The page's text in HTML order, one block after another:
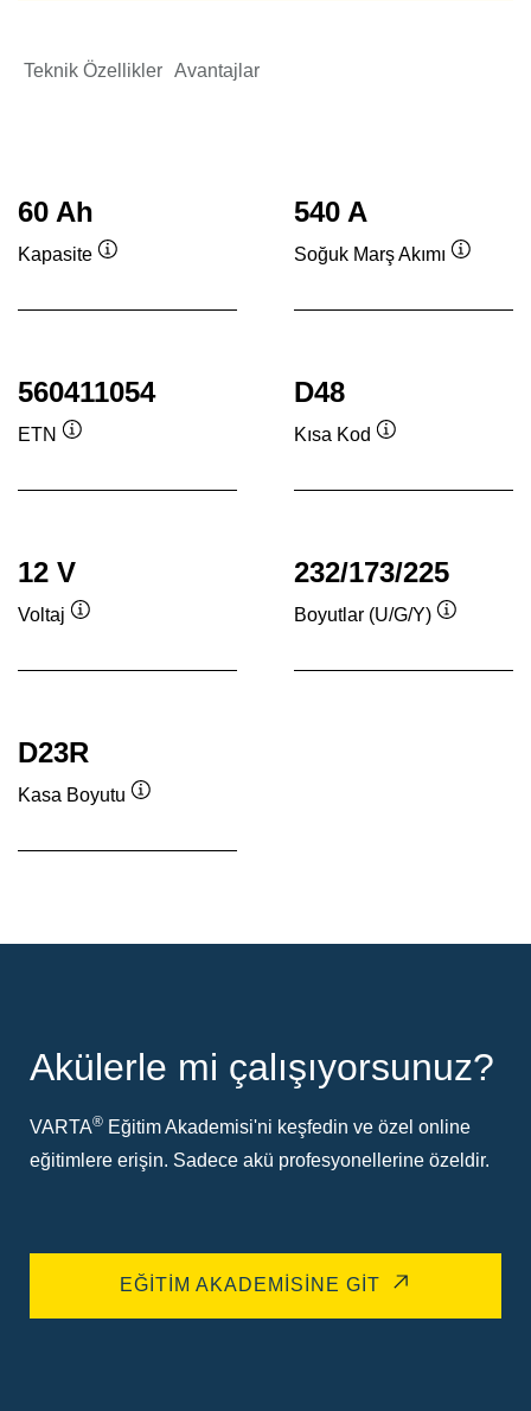
Teknik Özellikler Avantajlar
60 Ah
Kapasite
540 A
Soğuk Marş Akımı
560411054
ETN
D48
Kısa Kod
12 V
Voltaj
232/173/225
Boyutlar (U/G/Y)
D23R
Kasa Boyutu
Akülerle mi çalışıyorsunuz?
VARTA® Eğitim Akademisi'ni keşfedin ve özel online
eğitimlere erişin. Sadece akü profesyonellerine özeldir.
EĞITIM AKADEMISINE GIT